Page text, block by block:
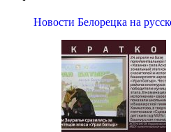
Новости Белорецка на